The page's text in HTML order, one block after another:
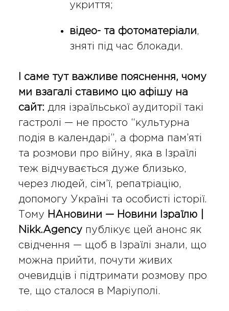
укриття;
відео- та фотоматеріали,
зняті під час блокади.
І саме тут важливе пояснення, чому
ми взагалі ставимо цю афішу на
сайт: для ізраїльської аудиторії такі
гастролі — не просто “культурна
подія в календарі”, а форма пам’яті
та розмови про війну, яка в Ізраїлі
теж відчувається дуже близько,
через людей, сім’ї, репатріацію,
допомогу Україні та особисті історії.
Тому НАновини — Новини Ізраїлю |
Nikk.Agencyпублікує цей анонс як
свідчення — щоб в Ізраїлі знали, що
можна прийти, почути живих
очевидців і підтримати розмову про
те, що сталося в Маріуполі.